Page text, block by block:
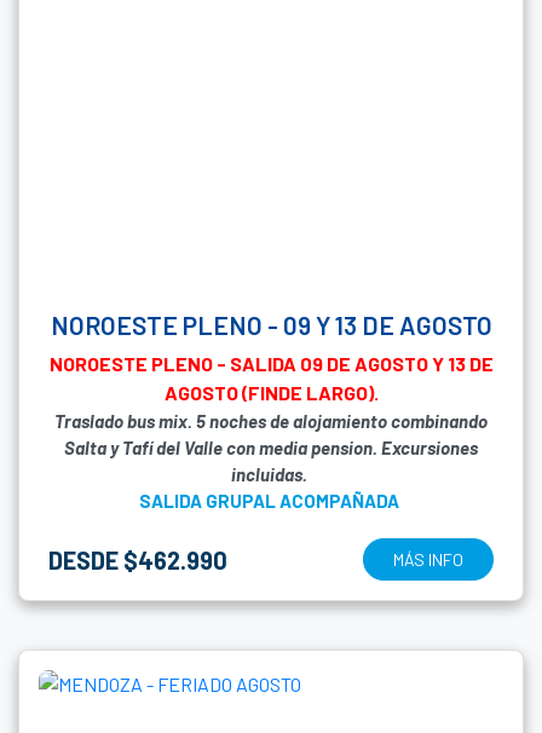
NOROESTE PLENO - 09 Y 13 DE AGOSTO
NOROESTE PLENO - SALIDA 09 DE AGOSTO Y 13 DE
AGOSTO (FINDE LARGO).
Traslado bus mix. 5 noches de alojamiento combinando
Salta y Tafí del Valle con media pension. Excursiones
incluidas.
SALIDA GRUPAL ACOMPAÑADA
DESDE $462.990 MÁS INFO